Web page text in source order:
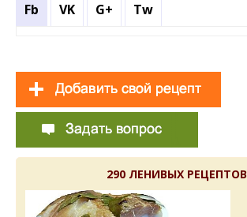
Fb VK G+ Tw
290 ЛЕНИВЫХ РЕЦЕПТОВ